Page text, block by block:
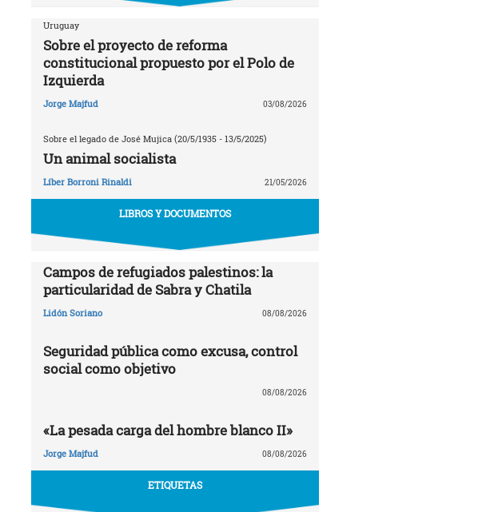
Uruguay
Sobre el proyecto de reforma
constitucional propuesto por el Polo de
Izquierda
Jorge Majfud 03/08/2026
Sobre el legado de José Mujica (20/5/1935 - 13/5/2025)
Un animal socialista
Líber Borroni Rinaldi 21/05/2026
LIBROS Y DOCUMENTOS
Campos de refugiados palestinos: la
particularidad de Sabra y Chatila
Lidón Soriano 08/08/2026
Seguridad pública como excusa, control
social como objetivo
08/08/2026
«La pesada carga del hombre blanco II»
Jorge Majfud 08/08/2026
ETIQUETAS